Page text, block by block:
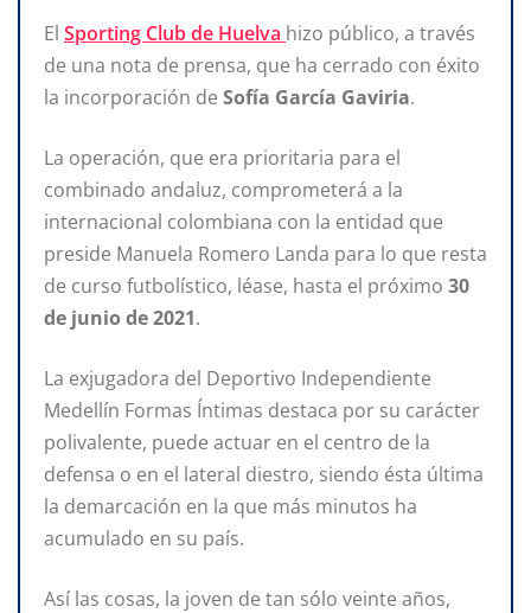
El Sporting Club de Huelva hizo público, a través
de una nota de prensa, que ha cerrado con éxito
la incorporación de Sofía García Gaviria.
La operación, que era prioritaria para el
combinado andaluz, comprometerá a la
internacional colombiana con la entidad que
preside Manuela Romero Landa para lo que resta
de curso futbolístico, léase, hasta el próximo 30
de junio de 2021.
La exjugadora del Deportivo Independiente
Medellín Formas Íntimas destaca por su carácter
polivalente, puede actuar en el centro de la
defensa o en el lateral diestro, siendo ésta última
la demarcación en la que más minutos ha
acumulado en su país.
Así las cosas, la joven de tan sólo veinte años,